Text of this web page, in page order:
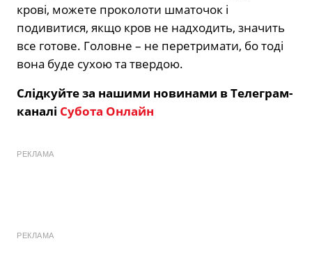
крові, можете проколоти шматочок і
подивитися, якщо кров не надходить, значить
все готове. Головне – не перетримати, бо тоді
вона буде сухою та твердою.
Слідкуйте за нашими новинами в Телеграм-
каналі Субота Онлайн
РЕКЛАМА
РЕКЛАМА